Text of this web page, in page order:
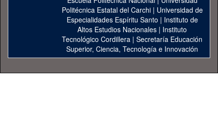
Politécnica Estatal del Carchi| Universidad de
Especialidades Espíritu Santo | Instituto de
Altos Estudios Nacionales | Instituto
Tecnológico Cordillera | Secretaría Educación
Superior, Ciencia, Tecnología e Innovación